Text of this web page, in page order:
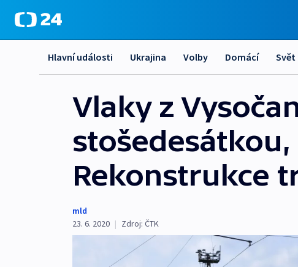
Hlavní události Ukrajina Volby Domácí Svět
Vlaky z
stošedesátkou,
Rekonstrukce
mld
23. 6. 2020 | Zdroj: ČTK